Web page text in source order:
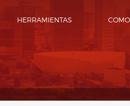
HERRAMIENTAS